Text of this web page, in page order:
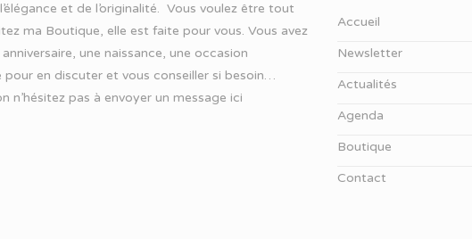
et de l’originalité. Vous voulez être tout
ma Boutique, elle est faite pour vous. Vous avez
une naissance, une occasion
en discuter et vous conseiller si besoin…
n’hésitez pas à envoyer un message ici
Accueil
Newsletter
Actualités
Agenda
Boutique
Contact